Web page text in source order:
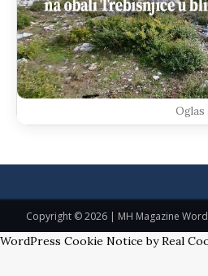
Oglas
Copyright © 2026 | MH Magazine
WordPress Cookie Notice by Real